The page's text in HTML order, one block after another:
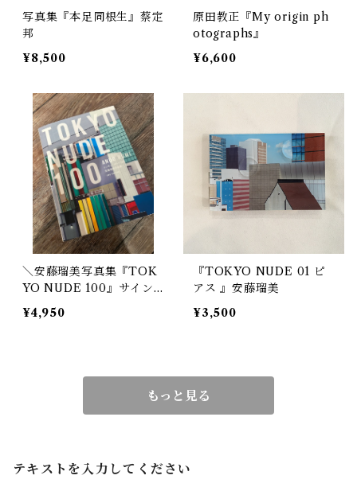
写真集『本足同根生』蔡定
邦
¥8,500
原田教正『My origin ph
otographs』
¥6,600
＼安藤瑠美写真集『TOK
YO NUDE 100』サイン
本 送料無料キャンペーン
／
¥4,950
『TOKYO NUDE 01 ピ
アス 』安藤瑠美
¥3,500
もっと見る
テキストを入力してください